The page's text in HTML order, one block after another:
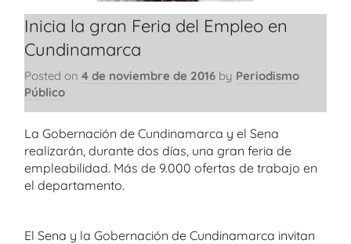
Inicia la gran Feria del Empleo en
Cundinamarca
Posted on 4 de noviembre de 2016 by Periodismo
Público
La Gobernación de Cundinamarca y el Sena
realizarán, durante dos días, una gran feria de
empleabilidad. Más de 9.000 ofertas de trabajo en
el departamento.
El Sena y la Gobernación de Cundinamarca invitan